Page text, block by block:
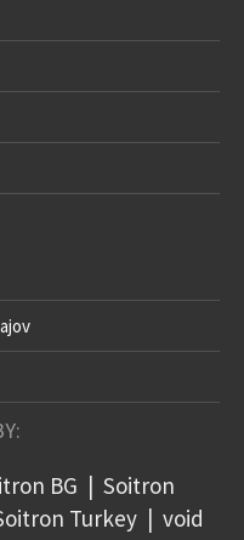
BG | Soitron
Turkey | void